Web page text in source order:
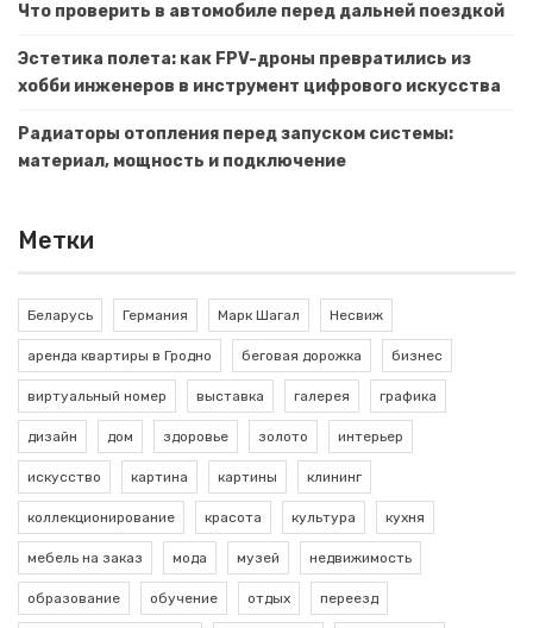
Что проверить в автомобиле перед дальней поездкой
Эстетика полета: как FPV-дроны превратились из
хобби инженеров в инструмент цифрового искусства
Радиаторы отопления перед запуском системы:
материал, мощность и подключение
Метки
Беларусь Германия Марк Шагал Несвиж
аренда квартиры в Гродно беговая дорожка бизнес
виртуальный номер выставка галерея графика
дизайн дом здоровье золото интерьер
искусство картина картины клининг
коллекционирование красота культура кухня
мебель на заказ мода музей недвижимость
образование обучение отдых переезд